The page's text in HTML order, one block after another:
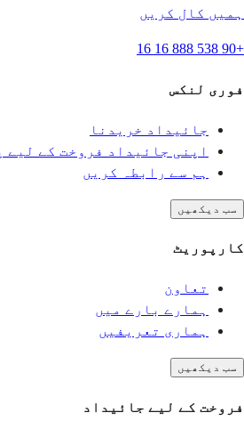
ہمیں کال کریں
+90 538 888 16 16
فوری لنکس
جائیداد خریدنا
اپنی جائیداد فروخت کے لیے
ہم سے رابطہ کریں
سب دیکھیں
کارپوریٹ
تعاون
ہمارے بارے میں
ہماری تعریفیں
سب دیکھیں
فروخت کے لیے جائیداد